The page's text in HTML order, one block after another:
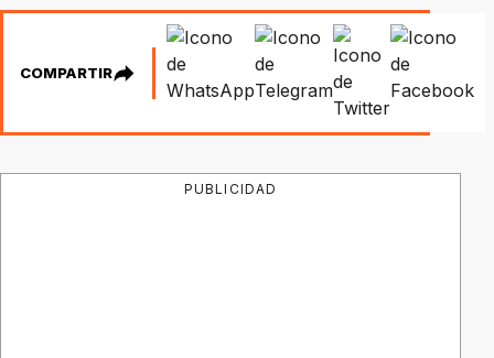
COMPARTIR
PUBLICIDAD